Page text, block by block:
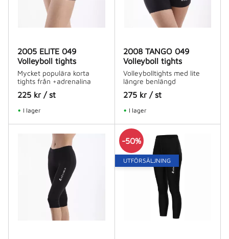
2005 ELITE 049
Volleyboll tights
Mycket populära korta
tights från +adrenalina
225kr /st
I lager
2008 TANGO 049
Volleyboll tights
Volleybolltights med lite
längre benlängd
275 kr /st
I lager
50%
UTFÖRSÄLJNING